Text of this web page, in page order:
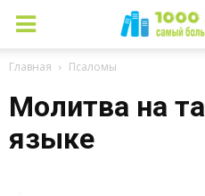
Главная Псаломы
Молитва на
языке